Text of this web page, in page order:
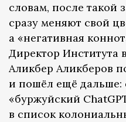
словам, после такой
сразу меняют свой
а «негативная
Директор Института
Аликбер Аликберов
и пошёл ещё дальше:
«буржуйский
в список